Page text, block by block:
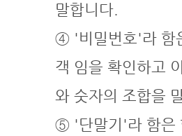
말합니다.
④ '비밀번호'라 함
객 임을 확인하고
와 숫자의 조합을
⑤ '단말기'라 함은